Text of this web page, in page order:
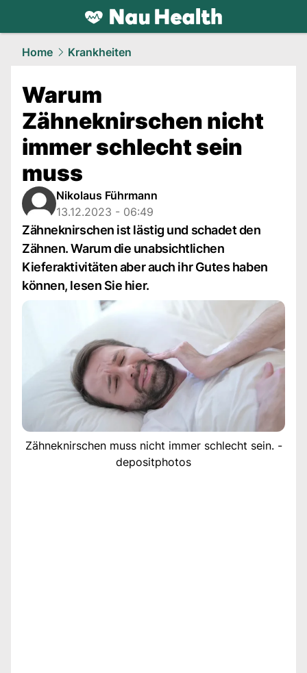
health.NAU.ch
Home Krankheiten
Warum
Zähneknirschen nicht
immer schlecht sein
muss
Nikolaus Führmann
13.12.2023 - 06:49
Zähneknirschen ist lästig und schadet den
Zähnen. Warum die unabsichtlichen
Kieferaktivitäten aber auch ihr Gutes haben
können, lesen Sie hier.
Zähneknirschen muss nicht immer schlecht sein. -
depositphotos